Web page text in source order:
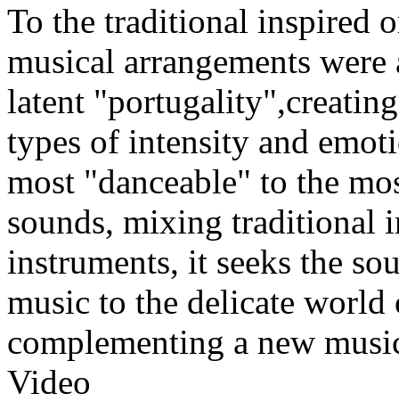
To the traditional inspired
musical arrangements
latent
types of intensity and
most "danceable" to the
sounds, mixing traditional
instruments, it seeks the
music to the delicate world
complementing a new
Video